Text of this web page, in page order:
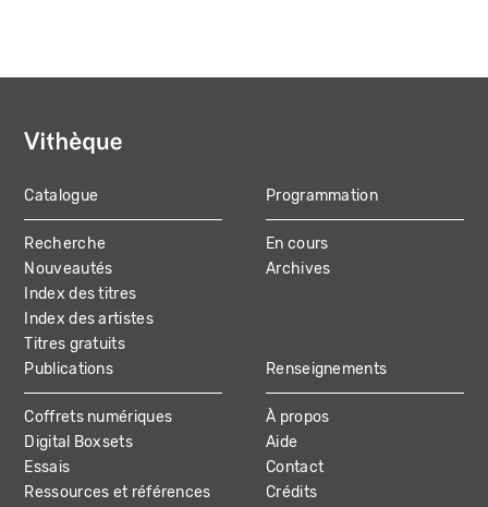
MAIN
NAVIGATION
Catalogue
Recherche
Nouveautés
Index des titres
Index des artistes
Titres gratuits
Programmation
En cours
Archives
Publications
Coffrets numériques
Digital Boxsets
Essais
Ressources et références
Renseignements
À propos
Aide
Contact
Crédits